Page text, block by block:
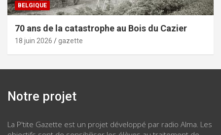
BELGIQUE
70 ans de la catastrophe au Bois du Cazier
18 juin 2026 gazette
Notre projet
La P'tite Gazette est un projet développé par radio Alma. Les